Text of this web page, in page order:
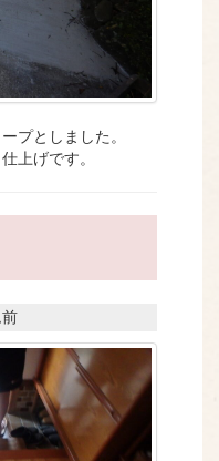
プとしました。
上げです。